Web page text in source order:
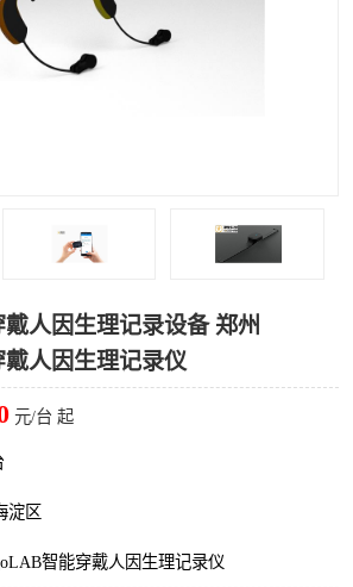
人因生理记录设备 郑州
人因生理记录仪
元/台 起
淀区
智能穿戴人因生理记录仪
人机交互实验室
为实验